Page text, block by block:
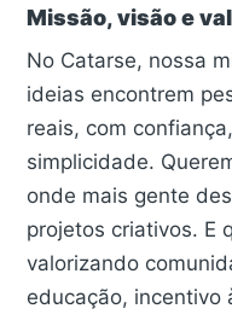
Missão, visão e
No Catarse, nossa
ideias encontrem
reais, com
simplicidade.
onde mais gente
projetos criativos. E
valorizando
educação, incentivo